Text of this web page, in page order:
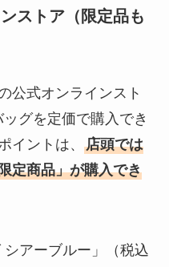
ストア（限定品も
公式オンラインスト
グを定価で購入でき
イントは、 店頭では
定商品」が購入でき
アーブルー」（税込